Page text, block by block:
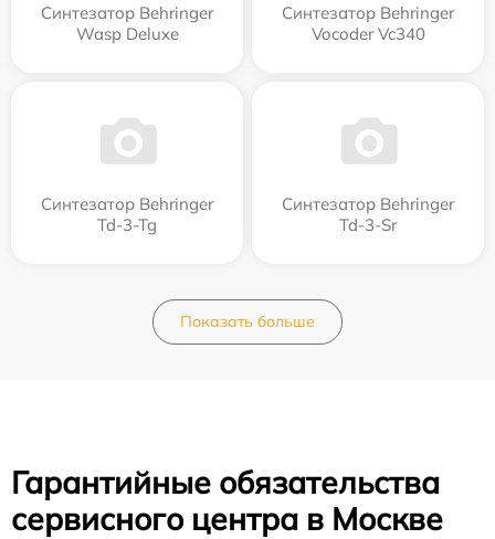
Синтезатор Behringer
Wasp Deluxe
Синтезатор Behringer
Vocoder Vc340
Синтезатор Behringer
Td-3-Tg
Синтезатор Behringer
Td-3-Sr
Показать больше
Гарантийные обязательства
сервисного центра в Москве